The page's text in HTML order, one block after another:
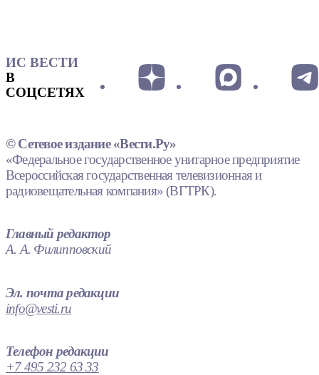
ИС ВЕСТИ
В
СОЦСЕТЯХ
© Сетевое издание «Вести.Ру»
«Федеральное государственное унитарное предприятие
Всероссийская государственная телевизионная и
радиовещательная компания» (ВГТРК).
Главный редактор
А. А. Филипповский
Эл. почта редакции
info@vesti.ru
Телефон редакции
+7 495 232 63 33